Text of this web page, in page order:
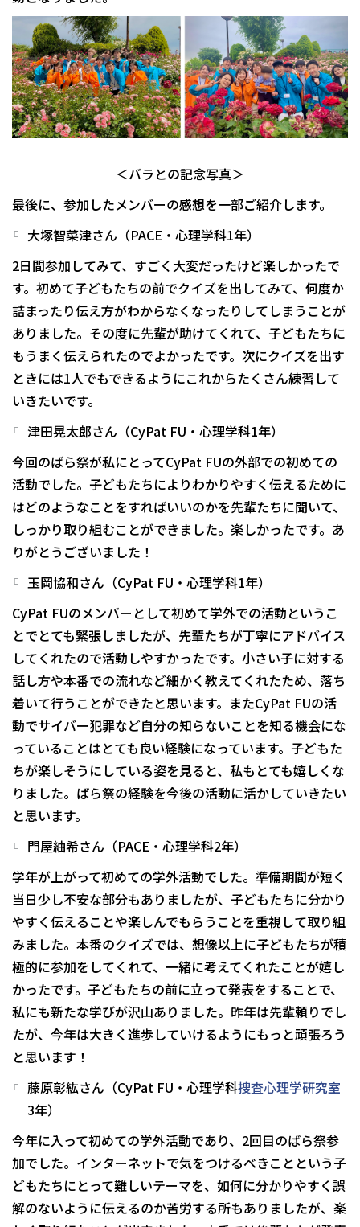
＜バラとの記念写真＞
最後に、参加したメンバーの感想を一部ご紹介します。
大塚智菜津さん（PACE・心理学科1年）
2日間参加してみて、すごく大変だったけど楽しかったで
す。初めて子どもたちの前でクイズを出してみて、何度か
詰まったり伝え方がわからなくなったりしてしまうことが
ありました。その度に先輩が助けてくれて、子どもたちに
もうまく伝えられたのでよかったです。次にクイズを出す
ときには1人でもできるようにこれからたくさん練習して
いきたいです。
津田晃太郎さん（CyPat FU・心理学科1年）
今回のばら祭が私にとってCyPat FUの外部での初めての
活動でした。子どもたちによりわかりやすく伝えるために
はどのようなことをすればいいのかを先輩たちに聞いて、
しっかり取り組むことができました。楽しかったです。あ
りがとうございました！
玉岡協和さん（CyPat FU・心理学科1年）
CyPat FUのメンバーとして初めて学外での活動というこ
とでとても緊張しましたが、先輩たちが丁寧にアドバイス
してくれたので活動しやすかったです。小さい子に対する
話し方や本番での流れなど細かく教えてくれたため、落ち
着いて行うことができたと思います。またCyPat FUの活
動でサイバー犯罪など自分の知らないことを知る機会にな
っていることはとても良い経験になっています。子どもた
ちが楽しそうにしている姿を見ると、私もとても嬉しくな
りました。ばら祭の経験を今後の活動に活かしていきたい
と思います。
門屋紬希さん（PACE・心理学科2年）
学年が上がって初めての学外活動でした。準備期間が短く
当日少し不安な部分もありましたが、子どもたちに分かり
やすく伝えることや楽しんでもらうことを重視して取り組
みました。本番のクイズでは、想像以上に子どもたちが積
極的に参加をしてくれて、一緒に考えてくれたことが嬉し
かったです。子どもたちの前に立って発表をすることで、
私にも新たな学びが沢山ありました。昨年は先輩頼りでし
たが、今年は大きく進歩していけるようにもっと頑張ろう
と思います！
藤原彰紘さん（CyPat FU・心理学科捜査心理学研究室
3年）
今年に入って初めての学外活動であり、2回目のばら祭参
加でした。インターネットで気をつけるべきことという子
どもたちにとって難しいテーマを、如何に分かりやすく誤
解のないように伝えるのか苦労する所もありましたが、楽